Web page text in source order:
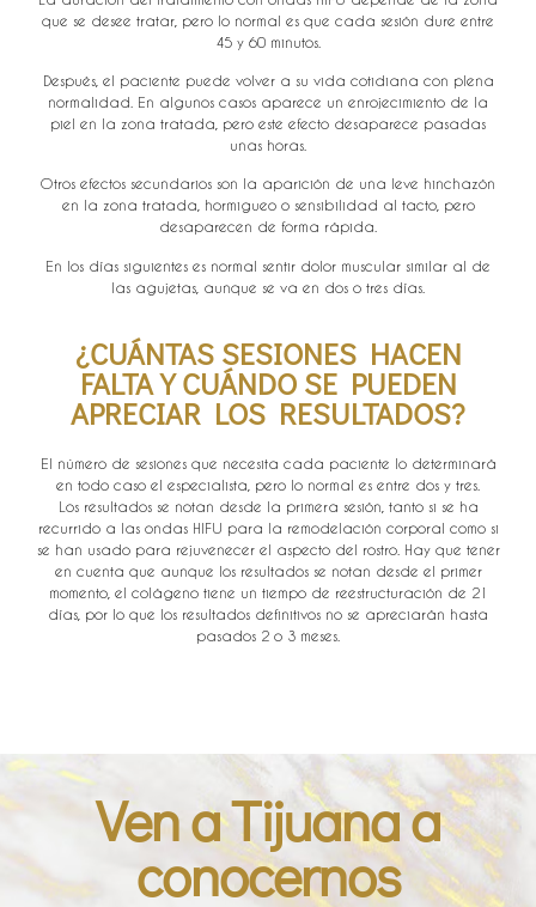
que se desee tratar, pero lo normal es que cada sesión dure entre
45 y 60 minutos.
Después, el paciente puede volver a su vida cotidiana con plena
normalidad. En algunos casos aparece un enrojecimiento de la
piel en la zona tratada, pero este efecto desaparece pasadas
unas horas.
Otros efectos secundarios son la aparición de una leve hinchazón
en la zona tratada, hormigueo o sensibilidad al tacto, pero
desaparecen de forma rápida.
En los días siguientes es normal sentir dolor muscular similar al de
las agujetas, aunque se va en dos o tres días.
¿CUÁNTAS SESIONES HACEN
FALTA Y CUÁNDO SE PUEDEN
APRECIAR LOS RESULTADOS?
El número de sesiones que necesita cada paciente lo determinará
en todo caso el especialista, pero lo normal es entre dos y tres.
Los resultados se notan desde la primera sesión, tanto si se ha
recurrido a las ondas HIFU para la remodelación corporal como si
se han usado para rejuvenecer el aspecto del rostro. Hay que tener
en cuenta que aunque los resultados se notan desde el primer
momento, el colágeno tiene un tiempo de reestructuración de 21
días, por lo que los resultados definitivos no se apreciarán hasta
pasados 2 o 3 meses.
Ven a Tijuana a
conocernos